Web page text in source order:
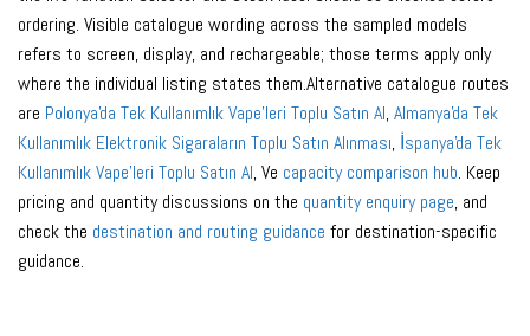
ordering. Visible catalogue wording across the sampled models
refers to screen, display, and rechargeable; those terms apply only
where the individual listing states them.Alternative catalogue routes
are Polonya'da Tek Kullanımlık Vape'leri Toplu Satın Al, Almanya'da Tek
Kullanımlık Elektronik Sigaraların Toplu Satın Alınması, İspanya'da Tek
Kullanımlık Vape'leri Toplu Satın Al, Ve capacity comparison hub. Keep
pricing and quantity discussions on the quantity enquiry page, and
check the destination and routing guidance for destination-specific
guidance.